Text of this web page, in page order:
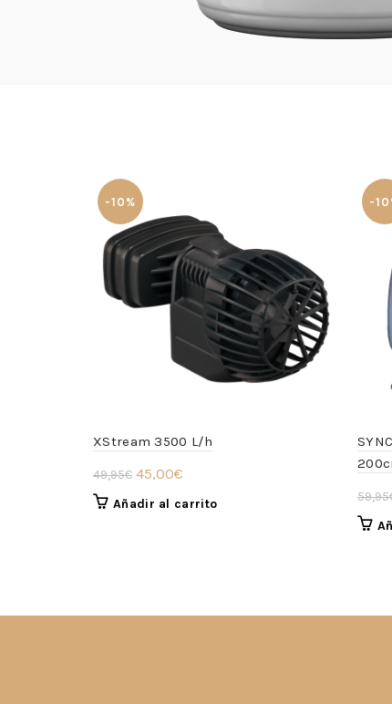
-10%
XStream 3500 L/h
49,95€ El
precio
45,00€
precio
Añadir al carrito
-
59,95